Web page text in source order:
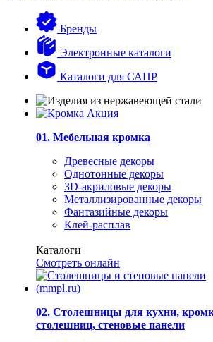
Бренды
Электронные каталоги
Каталоги для САПР
01. Мебельная кромка
Древесные декоры
Однотонные декоры
3D-акриловые декоры
Металлизированные декоры
Фантазийные декоры
Клей-расплав
Каталоги
Смотреть онлайн
02. Столешницы для кухни,
столешниц, стеновые панели